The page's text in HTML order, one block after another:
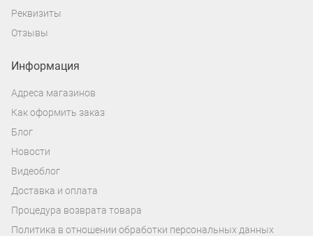
Реквизиты
Отзывы
Информация
Адреса магазинов
Как оформить заказ
Блог
Новости
Видеоблог
Доставка и оплата
Процедура возврата товара
Политика в отношении обработки персональных данных